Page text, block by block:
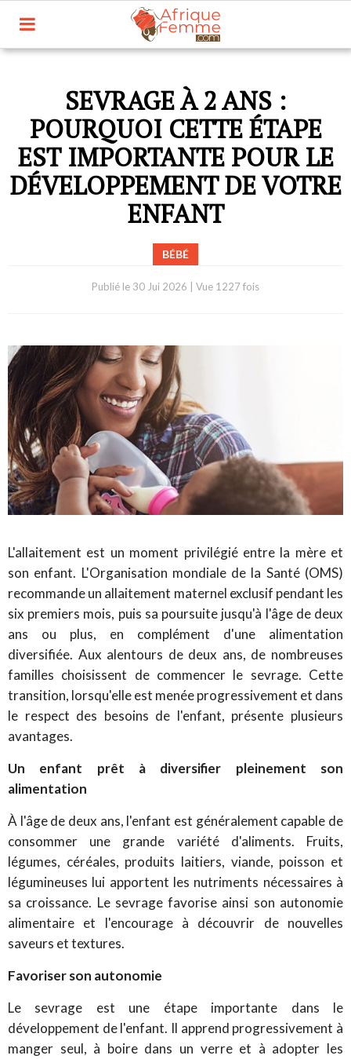
SEVRAGE À 2 ANS :
POURQUOI CETTE ÉTAPE
EST IMPORTANTE POUR LE
DÉVELOPPEMENT DE VOTRE
ENFANT
BÉBÉ
Publié le 30 Jui 2026 Vue 1227 fois
L'allaitement est un moment privilégié entre la mère et
son enfant. L'Organisation mondiale de la Santé (OMS)
recommande un allaitement maternel exclusif pendant les
six premiers mois, puis sa poursuite jusqu'à l'âge de deux
ans ou plus, en complément d'une alimentation
diversifiée. Aux alentours de deux ans, de nombreuses
familles choisissent de commencer le sevrage. Cette
transition, lorsqu'elle est menée progressivement et dans
le respect des besoins de l'enfant, présente plusieurs
avantages.
Un enfant prêt à diversifier pleinement son
alimentation
À l'âge de deux ans, l'enfant est généralement capable de
consommer une grande variété d'aliments. Fruits,
légumes, céréales, produits laitiers, viande, poisson et
légumineuses lui apportent les nutriments nécessaires à
sa croissance. Le sevrage favorise ainsi son autonomie
alimentaire et l'encourage à découvrir de nouvelles
saveurs et textures.
Favoriser son autonomie
Le sevrage est une étape importante dans le
développement de l'enfant. Il apprend progressivement à
manger seul, à boire dans un verre et à adopter les